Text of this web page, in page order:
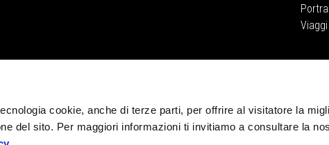
cookie, anche di terze parti, per offrire al visitatore la
del sito. Per maggiori informazioni ti invitiamo a consultare la
Viaggi
Piaggio Group
Museo Moto Guzzi